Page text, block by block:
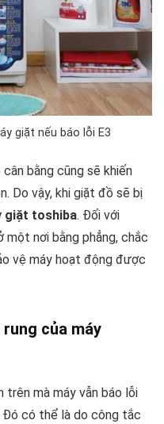
giặt nếu báo lỗi E3
bằng cũng sẽ khiến
Do vậy, khi giặt đồ sẽ bị
giặt toshiba. Đối với
một nơi bằng phẳng, chắc
vệ máy hoạt động được
của máy
trên mà máy vẫn báo lỗi
Đó có thể là do công tắc